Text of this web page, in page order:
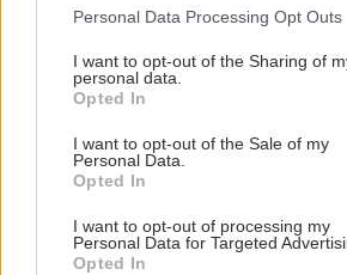
Please note that this website/app uses
not limited to your visit or usage
grant or deny consent to Google and its
use your data for below specified
consent section.
Personal Data Processing Opt Outs
I want to opt-out of the Sharing of
personal data.
Opted In
I want to opt-out of the Sale of my
Personal Data.
Opted In
I want to opt-out of processing my
Personal Data for Targeted
Opted In
Νέα